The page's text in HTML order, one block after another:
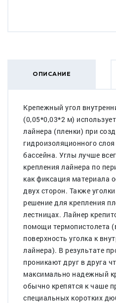
ОПИСАНИЕ
Крепежный угол
(0,05*0,03*2 м)
лайнера (пленки) при
гидроизоляционного
бассейна. Углы лучше
крепления лайнера по
как фиксация материала
двух сторон. Также
решение для крепления
лестницах. Лайнер
помощи термопистолета
поверхность уголка к
лайнера). В результате
проникают друг в друга
максимально надежный
обычно крепятся к чаше
специальных коротких